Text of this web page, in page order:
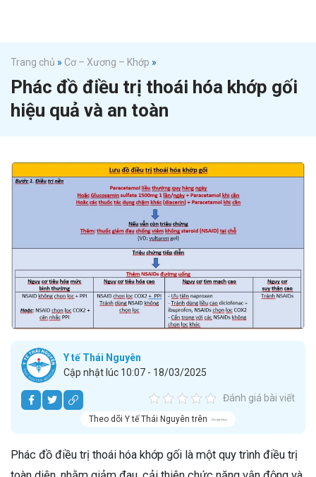
Trang chủ » Cơ – Xương – Khớp »
Phác đồ điều trị thoái hóa khớp gối
hiệu quả và an toàn
Y tế Thái Nguyên
Cập nhật lúc 10:07 - 18/03/2025
Đánh giá bài viết
Theo dõi Y tế Thái Nguyên trên
Phác đồ điều trị thoái hóa khớp gối là một quy trình điều trị